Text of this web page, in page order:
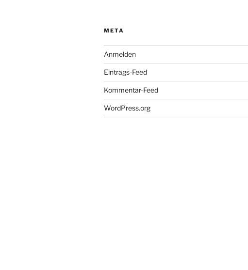
META
Anmelden
Eintrags-Feed
Kommentar-Feed
WordPress.org